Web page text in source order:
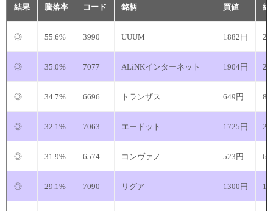
結果 騰落率 コード 銘柄 買値 終
◎ 55.6% 3990 UUUM 1882円
◎ 35.0% 7077 ALiNKインターネット 1904円
◎ 34.7% 6696 トランザス 649円
◎ 32.1% 7063 エードット 1725円
◎ 31.9% 6574 コンヴァノ 523円
◎ 29.1% 7090 リグア 1300円